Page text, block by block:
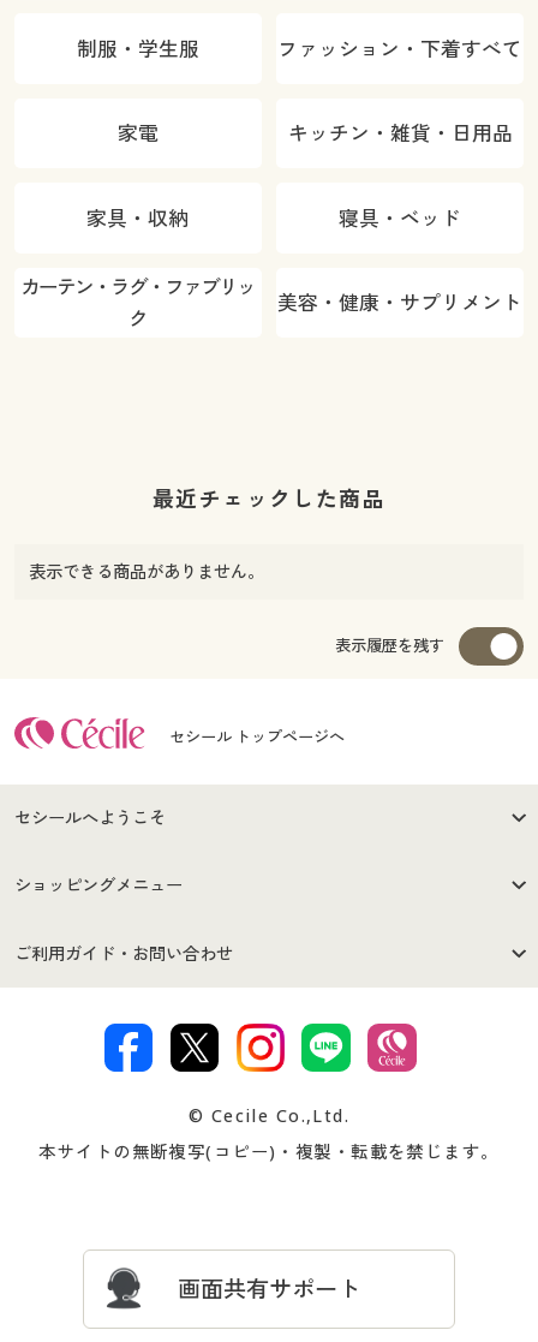
制服・学生服 ファッション・下着すべて
家電 キッチン・雑貨・日用品
家具・収納 寝具・ベッド
カーテン・ラグ・ファブリッ
ク
美容・健康・サプリメント
最近チェックした商品
表示できる商品がありません。
表示履歴を残す
セシール トップページへ
セシールへようこそ
はじめての方へ
セシールご利用規約
著作権・商標について 会社案内
ショッピングメニュー
商品カテゴリ
プレゼント＆キャンペーン サイトマップ
ご利用ガイド・お問い合わせ
交換・返品は お支払は
ついて
忘れの場合
© Cecile Co.,Ltd.
本サイトの無断複写(コピー)・複製・転載を禁じます。
画面共有サポート